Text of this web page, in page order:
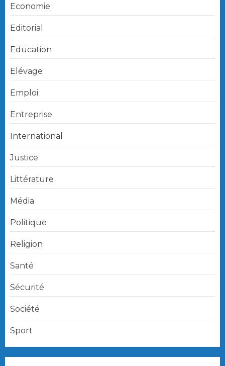
Economie
Editorial
Education
Elévage
Emploi
Entreprise
International
Justice
Littérature
Média
Politique
Religion
Santé
Sécurité
Société
Sport